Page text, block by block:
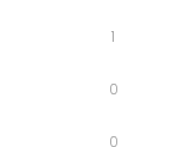
1
0
0